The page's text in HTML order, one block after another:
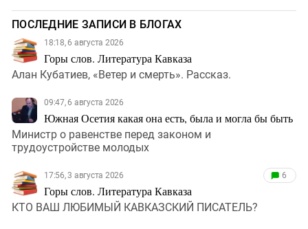
ПОСЛЕДНИЕ ЗАПИСИ В БЛОГАХ
18:18, 6 августа 2026
Горы слов. Литература Кавказа
Алан Кубатиев, «Ветер и смерть». Рассказ.
09:47, 6 августа 2026
Южная Осетия какая она есть, была и могла бы быть
Министр о равенстве перед законом и
трудоустройстве молодых
17:56, 3 августа 2026
Горы слов. Литература Кавказа
6
КТО ВАШ ЛЮБИМЫЙ КАВКАЗСКИЙ ПИСАТЕЛЬ?